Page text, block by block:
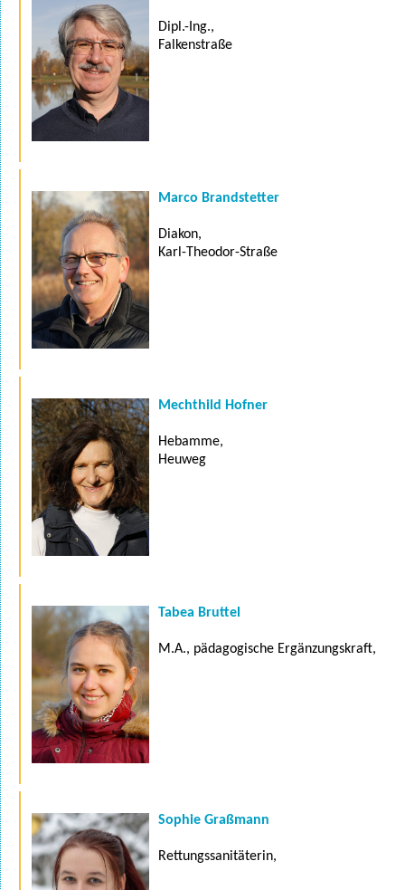
Dipl.-Ing.,
Falkenstraße
Marco Brandstetter
Diakon,
Karl-Theodor-Straße
Mechthild Hofner
Hebamme,
Heuweg
Tabea Bruttel
M.A., pädagogische Ergänzungskraft,
Sophie Graßmann
Rettungssanitäterin,